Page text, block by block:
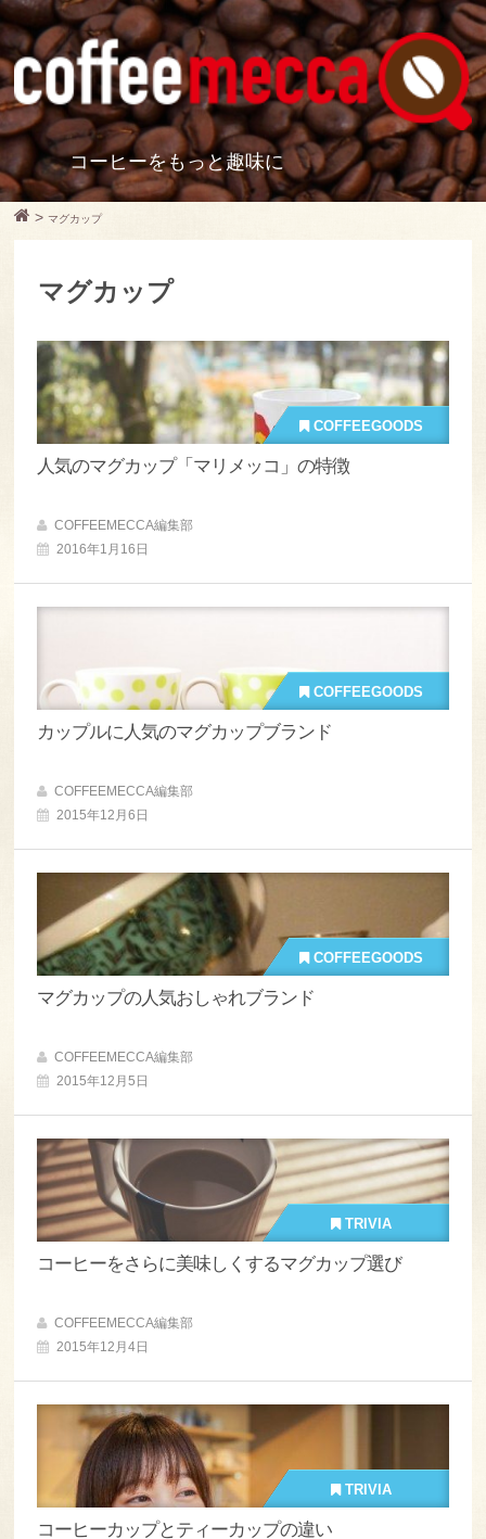
コーヒーをもっと趣味に
>マグカップ
マグカップ
COFFEEGOODS
人気のマグカップ「マリメッコ」の特徴
COFFEEMECCA編集部
2016年1月16日
COFFEEGOODS
カップルに人気のマグカップブランド
COFFEEMECCA編集部
2015年12月6日
COFFEEGOODS
マグカップの人気おしゃれブランド
COFFEEMECCA編集部
2015年12月5日
TRIVIA
コーヒーをさらに美味しくするマグカップ選び
COFFEEMECCA編集部
2015年12月4日
TRIVIA
コーヒーカップとティーカップの違い